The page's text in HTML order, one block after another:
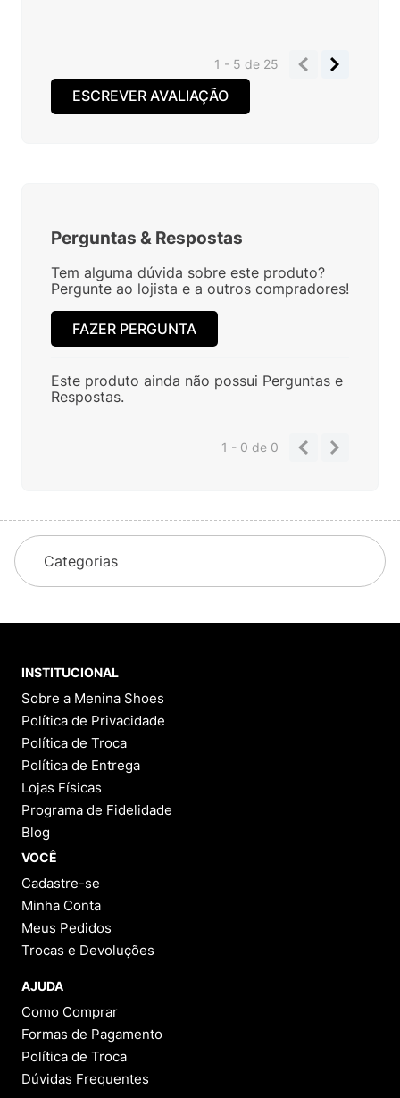
1 - 5de 25
ESCREVER AVALIAÇÃO
Perguntas & Respostas
Tem alguma dúvida sobre este produto?
Pergunte ao lojista e a outros compradores!
FAZER PERGUNTA
Este produto ainda não possui Perguntas e
Respostas.
1 - 0de 0
Categorias
INSTITUCIONAL
Sobre a Menina Shoes
Política de Privacidade
Política de Troca
Política de Entrega
Lojas Físicas
Programa de Fidelidade
Blog
VOCÊ
Cadastre-se
Minha Conta
Meus Pedidos
Trocas e Devoluções
AJUDA
Como Comprar
Formas de Pagamento
Política de Troca
Dúvidas Frequentes